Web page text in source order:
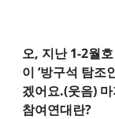
오, 지난 1-2월
이 ‘방구석 탐조
겠어요.(웃음)
참여연대란?